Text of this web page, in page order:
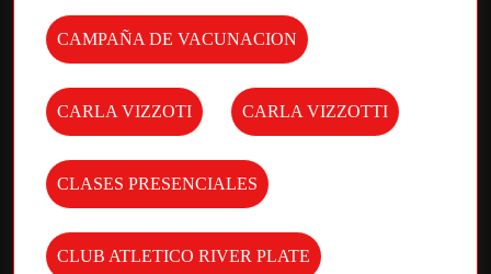
CAMPAÑA DE VACUNACION
CARLA VIZZOTI CARLA VIZZOTTI
CLASES PRESENCIALES
CLUB ATLETICO RIVER PLATE